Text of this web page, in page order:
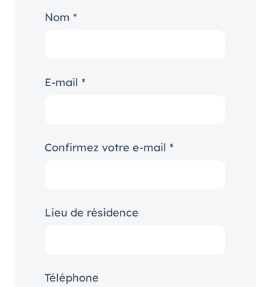
Nom *
E-mail *
Confirmez votre e-mail *
Lieu de résidence
Téléphone